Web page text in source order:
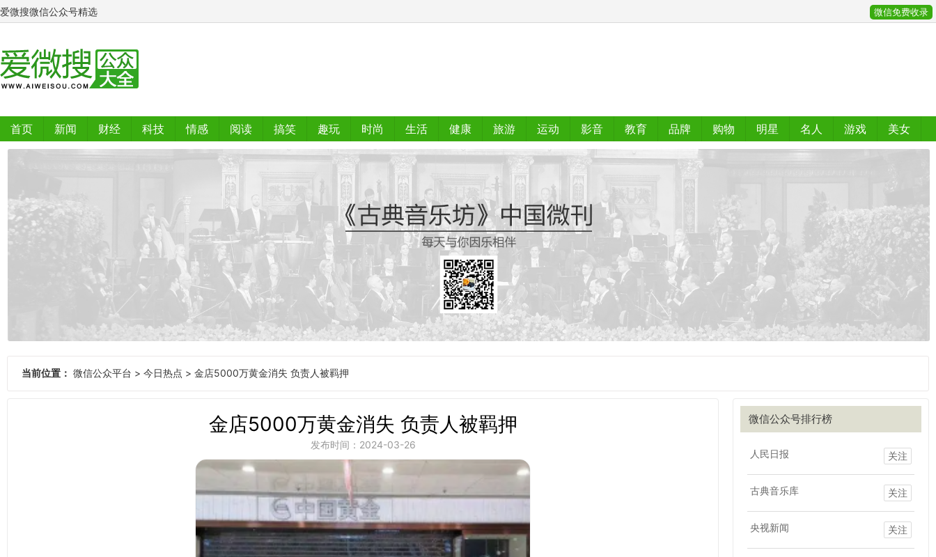
爱微搜微信公众号精选 微信免费收录
首页 新闻 财经 科技 情感 阅读 搞笑 趣玩 时尚 生活 健康 旅游 运动 影音 教育 品牌 购物 明星 名人 游戏
美女
当前位置： 微信公众平台 > 今日热点 > 金店5000万黄金消失 负责人被羁押
微信公众号排行榜
人民日报 关注
古典音乐库 关注
央视新闻 关注
金店5000万黄金消失 负责人被羁押
发布时间：2024-03-26